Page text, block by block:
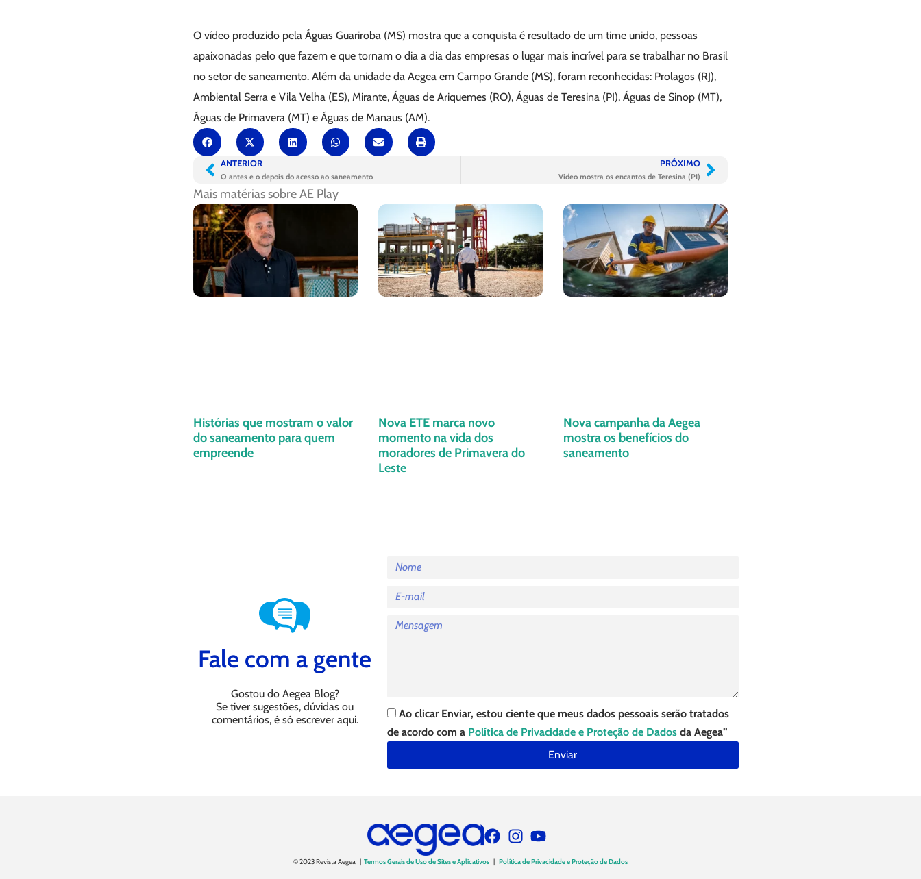
O vídeo produzido pela Águas Guariroba (MS) mostra que a conquista é resultado de um time unido, pessoas
apaixonadas pelo que fazem e que tornam o dia a dia das empresas o lugar mais incrível para se trabalhar no Brasil
no setor de saneamento. Além da unidade da Aegea em Campo Grande (MS), foram reconhecidas: Prolagos (RJ),
Ambiental Serra e Vila Velha (ES), Mirante, Águas de Ariquemes (RO), Águas de Teresina (PI), Águas de Sinop (MT),
Águas de Primavera (MT) e Águas de Manaus (AM).
ANTERIOR
O antes e o depois do acesso ao saneamento
PRÓXIMO
Vídeo mostra os encantos de Teresina (PI)
Mais matérias sobreAE Play
Histórias que mostram o valor
do saneamento para quem
empreende
Nova ETE marca novo
momento na vida dos
moradores de Primavera do
Leste
Nova campanha da Aegea
mostra os benefícios do
saneamento
Fale com a gente
Gostou do Aegea Blog?
Se tiver sugestões, dúvidas ou
comentários, é só escrever aqui.
Ao clicar Enviar, estou ciente que meus dados pessoais serão tratados
de acordo com a Política de Privacidade e Proteção de Dadosda Aegea”
Enviar
© 2023 Revista Aegea | Termos Gerais de Uso de Sites e Aplicativos | Política de Privacidade e Proteção de Dados